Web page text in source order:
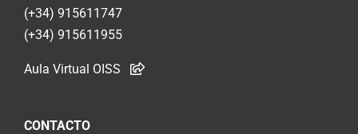
(+34) 915611747
(+34) 915611955
Aula Virtual OISS
CONTACTO